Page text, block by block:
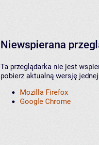
Niewspierana
Ta przeglądarka nie jest
pobierz aktualną wersję
Mozilla Firefox
Google Chrome